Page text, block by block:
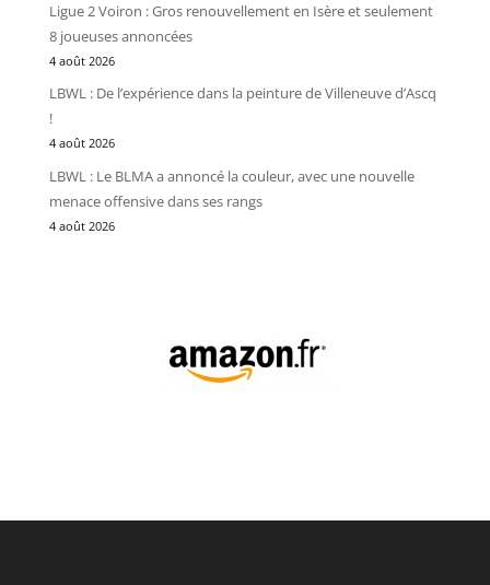
Ligue 2 Voiron : Gros renouvellement en Isère et seulement
8 joueuses annoncées
4 août 2026
LBWL : De l’expérience dans la peinture de Villeneuve d’Ascq
!
4 août 2026
LBWL : Le BLMA a annoncé la couleur, avec une nouvelle
menace offensive dans ses rangs
4 août 2026